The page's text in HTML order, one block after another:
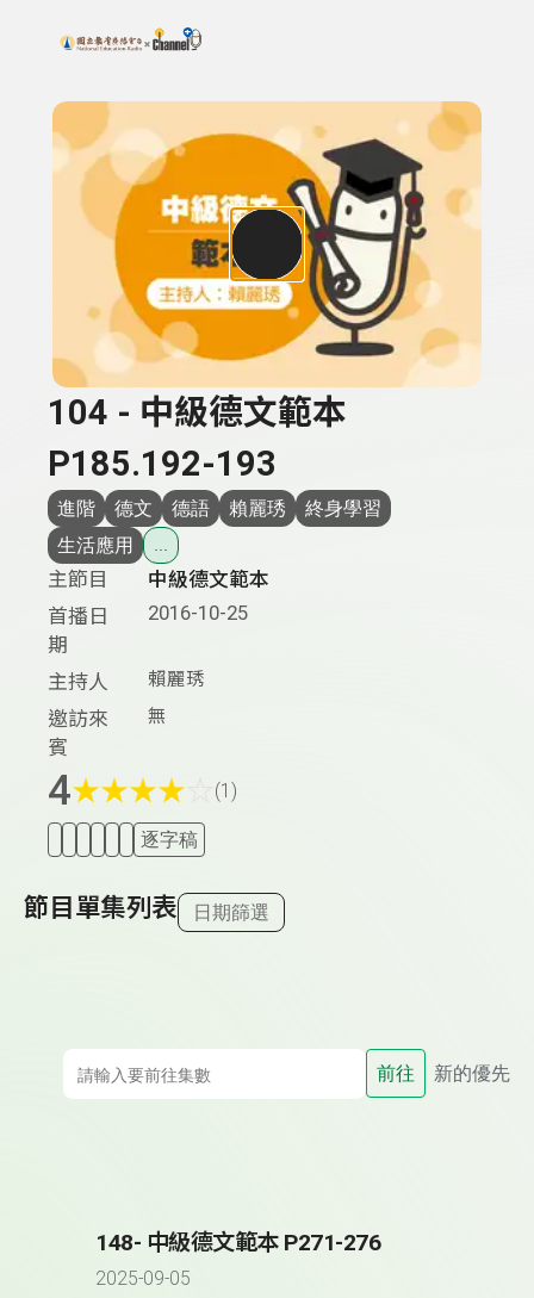
上方功能區塊
搜尋關鍵字：可輸入節目名稱、主持人或關鍵字
104 - 中級德文範本
P185.192-193
進階 德文 德語 賴麗琇
終身學習
生活應用
...
主節目
中級德文範本
首播日
期
2016-10-25
主持人 賴麗琇
邀訪來
賓
無
4★★★★ (1)
逐字稿
節目單集列表 日期篩選
前往 新的優先
148- 中級德文範本 P271-276
2025-09-05